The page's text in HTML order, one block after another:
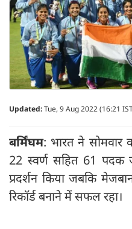
Updated:Tue, 9 Aug 2022 (16:21
बर्मिंघम: भारत ने सोमवार
22 स्वर्ण सहित 61 पदक
प्रदर्शन किया जबकि
रिकॉर्ड बनाने में सफल रहा।